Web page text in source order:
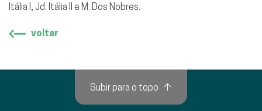
Itália I, Jd. Itália II e M. Dos Nobres.
voltar
Subir para o topo ↑